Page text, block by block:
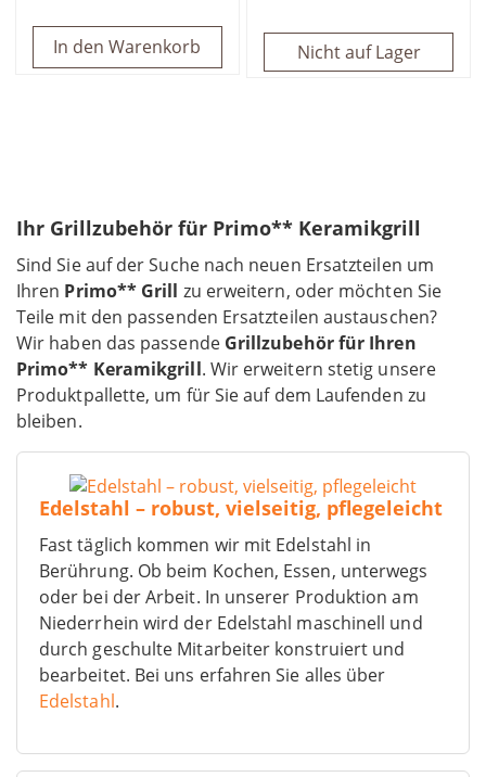
In den Warenkorb Nicht auf Lager
Ihr Grillzubehör für Primo** Keramikgrill
Sind Sie auf der Suche nach neuen Ersatzteilen um
Ihren Primo** Grill zu erweitern, oder möchten Sie
Teile mit den passenden Ersatzteilen austauschen?
Wir haben das passende Grillzubehör für Ihren
Primo** Keramikgrill. Wir erweitern stetig unsere
Produktpallette, um für Sie auf dem Laufenden zu
bleiben.
Edelstahl – robust, vielseitig, pflegeleicht
Fast täglich kommen wir mit Edelstahl in
Berührung. Ob beim Kochen, Essen, unterwegs
oder bei der Arbeit. In unserer Produktion am
Niederrhein wird der Edelstahl maschinell und
durch geschulte Mitarbeiter konstruiert und
bearbeitet. Bei uns erfahren Sie alles über
Edelstahl.